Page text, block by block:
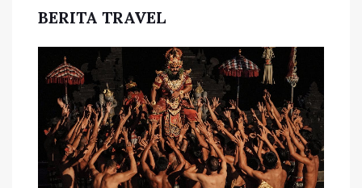
BERITA TRAVEL